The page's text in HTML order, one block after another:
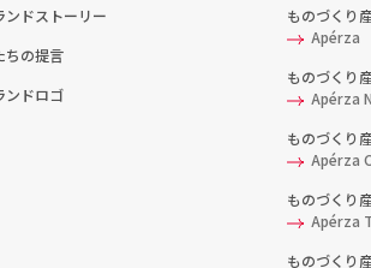
ンドストーリー
ちの提言
ンドロゴ
ものづくり
Apérza
ものづくり
Apérza
ものづくり
Apérza
ものづくり
Apérza
ものづくり